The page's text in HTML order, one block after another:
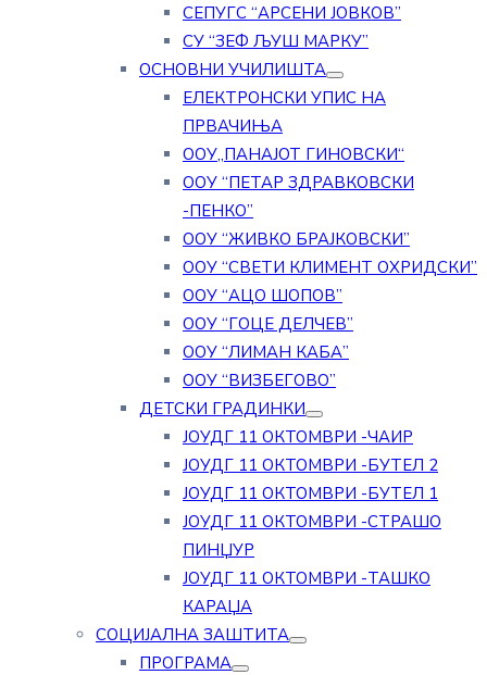
СЕПУГС “АРСЕНИ ЈОВКОВ”
СУ “ЗЕФ ЉУШ МАРКУ”
ОСНОВНИ УЧИЛИШТА
ЕЛЕКТРОНСКИ УПИС НА
ПРВАЧИЊА
ООУ„ПАНАЈОТ ГИНОВСКИ“
ООУ “ПЕТАР ЗДРАВКОВСКИ
-ПЕНКО”
ООУ “ЖИВКО БРАЈКОВСКИ”
ООУ “СВЕТИ КЛИМЕНТ ОХРИДСКИ”
ООУ “АЦО ШОПОВ”
ООУ “ГОЦЕ ДЕЛЧЕВ”
ООУ “ЛИМАН КАБА”
ООУ “ВИЗБЕГОВО”
ДЕТСКИ ГРАДИНКИ
ЈОУДГ 11 ОКТОМВРИ -ЧАИР
ЈОУДГ 11 ОКТОМВРИ -БУТЕЛ 2
ЈОУДГ 11 ОКТОМВРИ -БУТЕЛ 1
ЈОУДГ 11 ОКТОМВРИ -СТРАШО
ПИНЏУР
ЈОУДГ 11 ОКТОМВРИ -ТАШКО
КАРАЏА
СОЦИЈАЛНА ЗАШТИТА
ПРОГРАМА